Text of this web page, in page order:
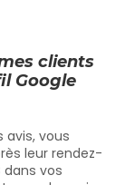
clients
Google
avis, vous
leur rendez-
dans vos